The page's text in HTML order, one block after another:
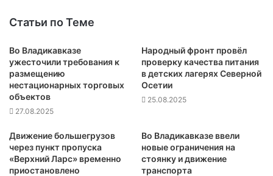
Статьи по Теме
Во Владикавказе
ужесточили требования к
размещению
нестационарных торговых
объектов
27.08.2025
Народный фронт провёл
проверку качества питания
в детских лагерях Северной
Осетии
25.08.2025
Движение большегрузов
через пункт пропуска
«Верхний Ларс» временно
приостановлено
Во Владикавказе ввели
новые ограничения на
стоянку и движение
транспорта